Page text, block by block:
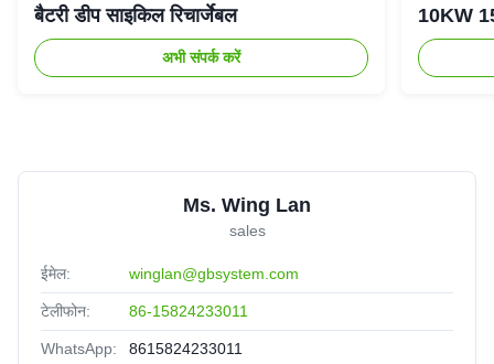
बैटरी डीप साइकिल रिचार्जेबल
अभी संपर्क करें
10KW
Ms. Wing Lan
sales
ईमेल: winglan@gbsystem.com
टेलीफोन: 86-15824233011
WhatsApp: 8615824233011